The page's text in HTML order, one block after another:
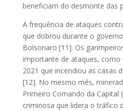
beneficiam do desmonte das
A frequência de ataques
que dobrou durante o
Bolsonaro [11]. Os
importante de ataques, como
2021 que incendiou as casas
[12]. No mesmo mês,
Primeiro Comando da Capital
criminosa que lidera o tráfico